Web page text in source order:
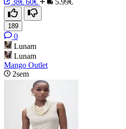
38€ 60€ 5.99€
189
0
Lunam
Lunam
Mango Outlet
2sem